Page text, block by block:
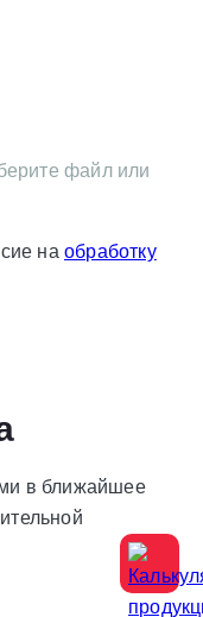
файл или
наобработку
в ближайшее